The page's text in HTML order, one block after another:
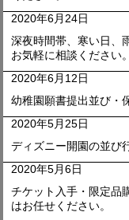
2020年6月24日
深夜時間帯、寒い日、
お気軽に相談ください。
2020年6月12日
幼稚園願書提出並び・
2020年5月25日
ディズニー開園の並び
2020年5月6日
チケット入手・限定品
はお任せください。